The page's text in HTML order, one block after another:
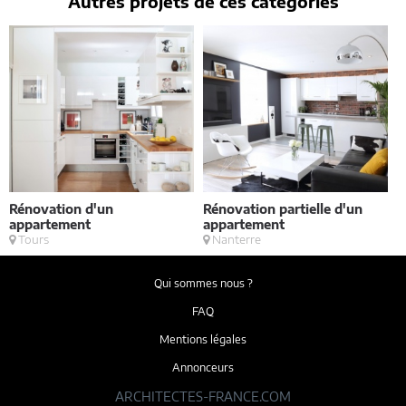
Rénovation d'un
appartement
Tours
Rénovation partielle d'un
appartement
Nanterre
Qui sommes nous ?
FAQ
Mentions légales
Annonceurs
ARCHITECTES-FRANCE.COM